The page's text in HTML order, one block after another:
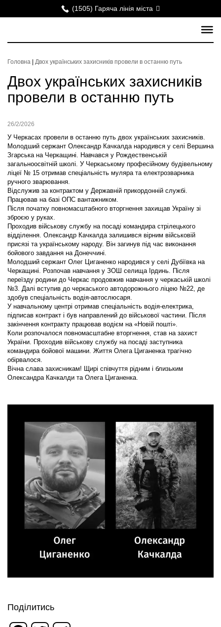
(1505) Гаряча лінія міста
Головна Двох українських захисників провели в останню путь
Двох українських захисників
провели в останню путь
26/2/2026
У Черкасах провели в останню путь двох українських захисників.
Молодший сержант Олександр Качкалда народився у селі Вершина
Згарська на Черкащині. Навчався у Рождественській
загальноосвітній школі. У Черкаському професійному будівельному
ліцеї № 15 отримав спеціальність муляра та електрозварника
ручного зварювання.
Відслужив за контрактом у Державній прикордонній службі.
Працював на базі ОПС вантажником.
Після початку повномасштабного вторгнення захищав Україну зі
зброєю у руках.
Проходив військову службу на посаді командира стрілецького
відділення. Олександр Качкалда залишився вірним військовій
присязі та українському народу. Він загинув під час виконання
бойового завдання на Донеччині.
Молодший сержант Олег Циганенко народився у селі Дубіївка на
Черкащині. Розпочав навчання у ЗОШ селища Ірдинь. Після
переїзду родини до Черкас продовжив навчання у черкаській школі
№3. Далі вступив до черкаського автодорожнього ліцею №22, де
здобув спеціальність водія-автослюсаря.
У навчальному центрі отримав спеціальність водія-електрика,
підписав контракт і був направлений до військової частини. Після
закінчення контракту працював водієм на «Новій пошті».
Коли розпочалося повномасштабне вторгнення, став на захист
України. Проходив військову службу на посаді заступника
командира бойової машини. Життя Олега Циганенка трагічно
обірвалося.
Вічна слава захисникам! Щирі співчуття рідним і близьким
Олександра Качкалди та Олега Циганенка.
Поділитись